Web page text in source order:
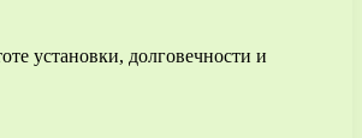
установки, долговечности и